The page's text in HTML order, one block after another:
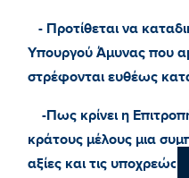
- Προτίθεται να
Υπουργού Άμυνας που
στρέφονται ευθέως
-Πως κρίνει η
κράτους μέλους μια
αξίες και τις